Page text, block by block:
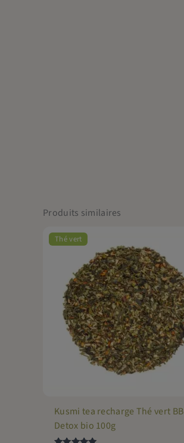
Produits similaires
Thé vert
Kusmi tea recharge Thé vert BB
Detox bio 100g